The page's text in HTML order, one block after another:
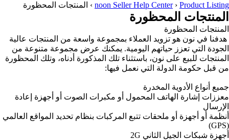
noon Seller Help Center› Product Listing
› المنتجات المحظورة
المنتجات المحظورة
المنتجات المحظورة
هدفنا في نون هو تزويد العملاء بمجموعة واسعة من المنتجات عالية
الجودة التي تعزز حياتهم اليومية. يمكنك عرض مجموعة متنوعة من
المنتجات للبيع على نون، باستثناء تلك المذكورة أدناه، وتلك المحظورة
من قبل حكومة الدولة التي نعمل فيها:
جميع أنواع الأدوية المخدرة
معززات إشارة الهاتف المحمول أو مكبرات الصوت أو أجهزة إعادة
الإرسال
أنظمة أو أجهزة أو ملحقات تتبع المركبات بنظام تحديد المواقع العالمي
(GPS)
أجهزة شبكات الجيل الثاني 2G